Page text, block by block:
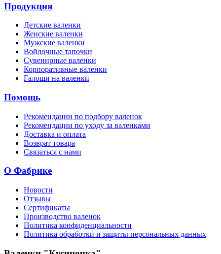
Продукция
Детские валенки
Женские валенки
Мужские валенки
Войлочные тапочки
Сувенирные валенки
Корпоративные валенки
Галоши на валенки
Помощь
Рекомендации по подбору валенок
Рекомендации по уходу за валенками
Доставка и оплата
Возврат товара
Связаться с нами
О Фабрике
Новости
Отзывы
Сертификаты
Производство валенок
Политика конфиденциальности
Политика обработки и защиты персональных данных